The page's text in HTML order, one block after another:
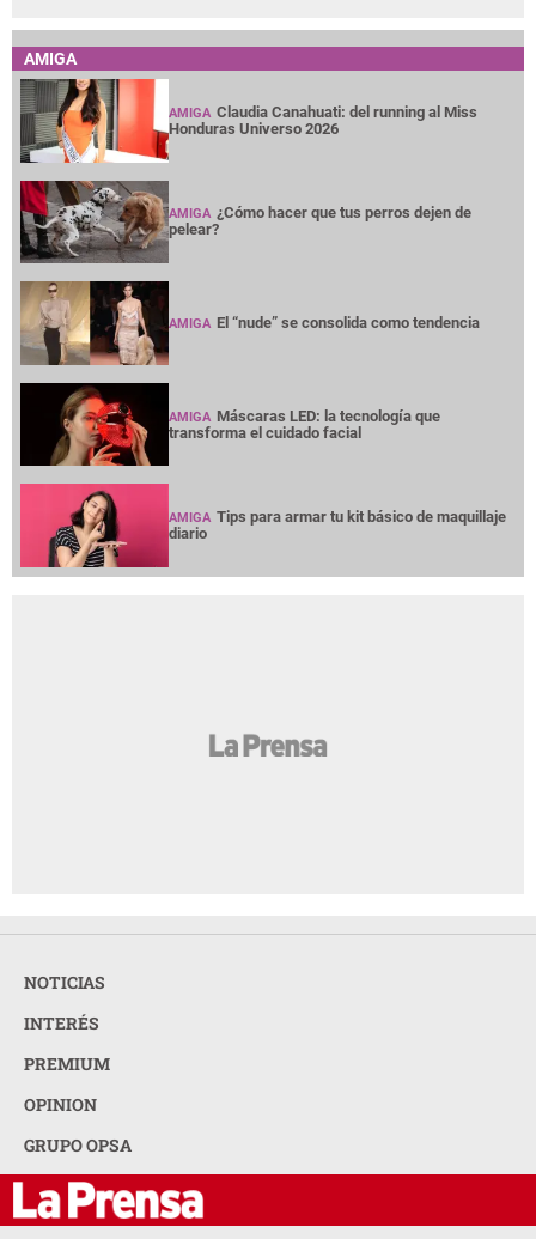
AMIGA
AMIGA Claudia Canahuati: del running al Miss
Honduras Universo 2026
AMIGA ¿Cómo hacer que tus perros dejen de
pelear?
AMIGA El “nude” se consolida como tendencia
AMIGA Máscaras LED: la tecnología que
transforma el cuidado facial
AMIGA Tips para armar tu kit básico de maquillaje
diario
NOTICIAS
INTERÉS
PREMIUM
OPINION
GRUPO OPSA